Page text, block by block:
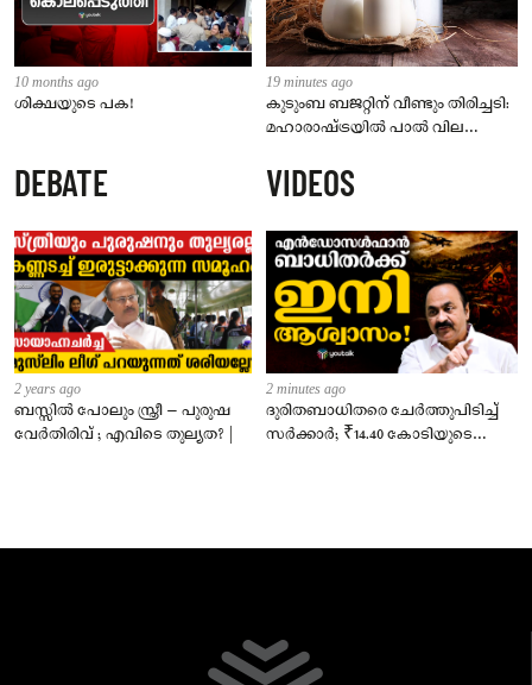
10 months ago
ശിക്ഷയുടെ പക!
19 minutes ago
കുടുംബ ബജറ്റിന് വീണ്ടും തിരിച്ചടി:
മഹാരാഷ്ട്രയിൽ പാൽ വില
മുതൽ
DEBATE
2 years ago
ബസ്സിൽ പോലും സ്ത്രീ – പുരുഷ
വേർതിരിവ് ; എവിടെ തുല്യത? |
VIDEOS
2 minutes ago
ദുരിതബാധിതരെ ചേർത്തുപിടിച്ച്
സർക്കാർ; ₹14.40 കോടിയുടെ